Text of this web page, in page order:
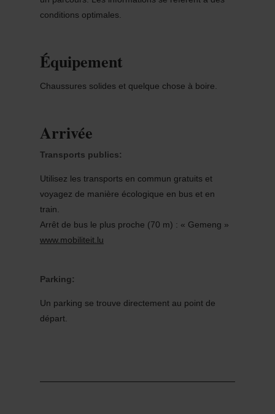
conditions optimales.
Équipement
Chaussures solides et quelque chose à boire.
Arrivée
Transports publics:
Utilisez les transports en commun gratuits et
voyagez de manière écologique en bus et en
train.
Arrêt de bus le plus proche (70 m) : « Gemeng »
www.mobiliteit.lu
Parking:
Un parking se trouve directement au point de
départ.